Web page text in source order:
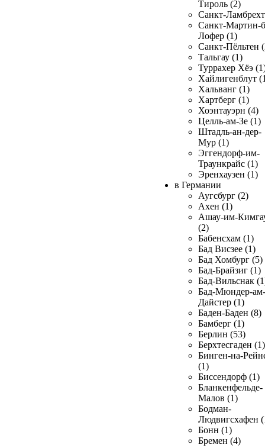
Тироль (2)
Санкт-
Санкт-Мартин-
Лофер (1)
Санкт-Пёльтен
Тальгау (1)
Туррахер Хёэ
Хайлигенблут
Хальванг (1)
Хартберг (1)
Хоэнтауэрн (4)
Целль-ам-Зе (1)
Штадль-ан-дер-
Мур (1)
Эггендорф-им-
Траункрайс (1)
Эренхаузен (1)
в Германии
Аугсбург (2)
Ахен (1)
Ашау-им-
(2)
Бабенсхам (1)
Бад Висзее (1)
Бад Хомбург (5)
Бад-Брайзиг (1)
Бад-Вильснак
Бад-Мюндер-ам-
Дайстер (1)
Баден-Баден (8)
Бамберг (1)
Берлин (53)
Берхтесгаден (1)
Бинген-на-
(1)
Биссендорф (1)
Бланкенфельде-
Малов (1)
Бодман-
Людвигсхафен
Бонн (1)
Бремен (4)